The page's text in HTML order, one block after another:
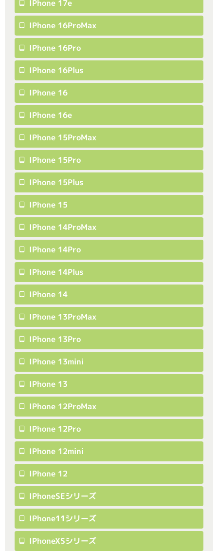
IPhone 17e
IPhone 16ProMax
IPhone 16Pro
IPhone 16Plus
IPhone 16
IPhone 16e
IPhone 15ProMax
IPhone 15Pro
IPhone 15Plus
IPhone 15
IPhone 14ProMax
IPhone 14Pro
IPhone 14Plus
IPhone 14
IPhone 13ProMax
IPhone 13Pro
IPhone 13mini
IPhone 13
IPhone 12ProMax
IPhone 12Pro
IPhone 12mini
IPhone 12
IPhoneSEシリーズ
IPhone11シリーズ
IPhoneXSシリーズ